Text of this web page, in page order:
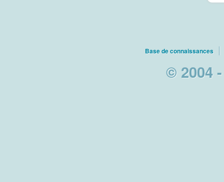
Base de connaissances
© 2004